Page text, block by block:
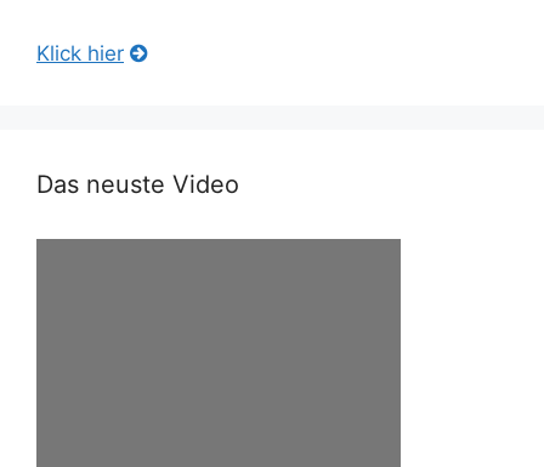
Klick hier
Das neuste Video